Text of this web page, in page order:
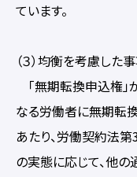
ています。
（３）均衡を考慮した
「無期転換申込権」
なる労働者に無期転
あたり、労働契約法
の実態に応じて、他